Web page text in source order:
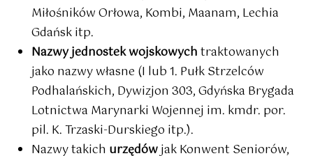
Miłośników Orłowa, Kombi, Maanam, Lechia
Gdańsk itp.
Nazwy jednostek wojskowychtraktowanych
jako nazwy własne (I lub 1. Pułk Strzelców
Podhalańskich, Dywizjon 303, Gdyńska Brygada
Lotnictwa Marynarki Wojennej im. kmdr. por.
pil. K. Trzaski-Durskiego itp.).
Nazwy takich urzędówjak Konwent Seniorów,